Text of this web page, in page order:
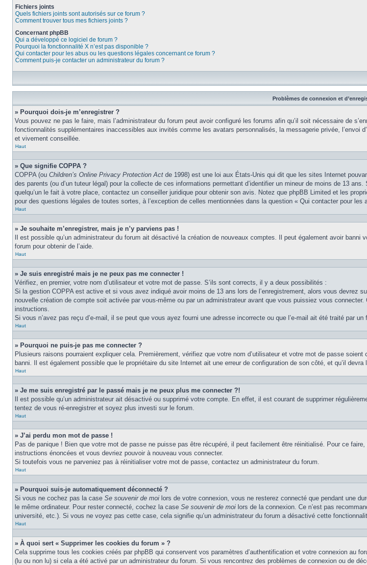
Fichiers joints
Quels fichiers joints sont autorisés sur ce forum ?
Comment trouver tous mes fichiers joints ?
Concernant phpBB
Qui a développé ce logiciel de forum ?
Pourquoi la fonctionnalité X n’est pas disponible ?
Qui contacter pour les abus ou les questions légales concernant ce forum ?
Comment puis-je contacter un administrateur du forum ?
Problèmes de connexion et
» Pourquoi dois-je m’enregistrer ?
Vous pouvez ne pas le faire, mais l’administrateur du forum peut avoir configuré les forums afin qu’il soit nécessaire de
fonctionnalités supplémentaires inaccessibles aux invités comme les avatars personnalisés, la messagerie privée, l’envoi
et vivement conseillée.
Haut
» Que signifie COPPA ?
COPPA (ou Children’s Online Privacy Protection Act de 1998) est une loi aux États-Unis qui dit que les sites Internet
des parents (ou d’un tuteur légal) pour la collecte de ces informations permettant d’identifier un mineur de moins de 13
quelqu’un le fait à votre place, contactez un conseiller juridique pour obtenir son avis. Notez que phpBB Limited et les
pour des questions légales de toutes sortes, à l’exception de celles mentionnées dans la question « Qui contacter pour
Haut
» Je souhaite m’enregistrer, mais je n’y parviens pas !
Il est possible qu’un administrateur du forum ait désactivé la création de nouveaux comptes. Il peut également avoir
forum pour obtenir de l’aide.
Haut
» Je suis enregistré mais je ne peux pas me connecter !
Vérifiez, en premier, votre nom d’utilisateur et votre mot de passe. S’ils sont corrects, il y a deux possibilités :
Si la gestion COPPA est active et si vous avez indiqué avoir moins de 13 ans lors de l’enregistrement, alors vous devrez
nouvelle création de compte soit activée par vous-même ou par un administrateur avant que vous puissiez vous
instructions.
Si vous n’avez pas reçu d’e-mail, il se peut que vous ayez fourni une adresse incorrecte ou que l’e-mail ait été traité par
Haut
» Pourquoi ne puis-je pas me connecter ?
Plusieurs raisons pourraient expliquer cela. Premièrement, vérifiez que votre nom d’utilisateur et votre mot de passe
banni. Il est également possible que le propriétaire du site Internet ait une erreur de configuration de son côté, et qu’il devra
Haut
» Je me suis enregistré par le passé mais je ne peux plus me connecter ?!
Il est possible qu’un administrateur ait désactivé ou supprimé votre compte. En effet, il est courant de supprimer
tentez de vous ré-enregistrer et soyez plus investi sur le forum.
Haut
» J’ai perdu mon mot de passe !
Pas de panique ! Bien que votre mot de passe ne puisse pas être récupéré, il peut facilement être réinitialisé. Pour ce
instructions énoncées et vous devriez pouvoir à nouveau vous connecter.
Si toutefois vous ne parveniez pas à réinitialiser votre mot de passe, contactez un administrateur du forum.
Haut
» Pourquoi suis-je automatiquement déconnecté ?
Si vous ne cochez pas la case Se souvenir de moi lors de votre connexion, vous ne resterez connecté que pendant une
le même ordinateur. Pour rester connecté, cochez la case Se souvenir de moi lors de la connexion. Ce n’est pas
université, etc.). Si vous ne voyez pas cette case, cela signifie qu’un administrateur du forum a désactivé cette
Haut
» À quoi sert « Supprimer les cookies du forum » ?
Cela supprime tous les cookies créés par phpBB qui conservent vos paramètres d’authentification et votre connexion au
(lu ou non lu) si cela a été activé par un administrateur du forum. Si vous rencontrez des problèmes de connexion ou de